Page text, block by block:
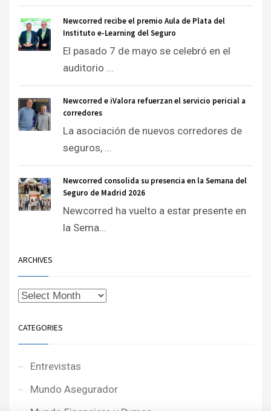
Newcorred recibe el premio Aula de Plata del
Instituto e-Learning del Seguro
El pasado 7 de mayo se celebró en el
auditorio ...
Newcorred e iValora refuerzan el servicio pericial a
corredores
La asociación de nuevos corredores de
seguros, ...
Newcorred consolida su presencia en la Semana del
Seguro de Madrid 2026
Newcorred ha vuelto a estar presente en
la Sema...
ARCHIVES
CATEGORIES
Entrevistas
Mundo Asegurador